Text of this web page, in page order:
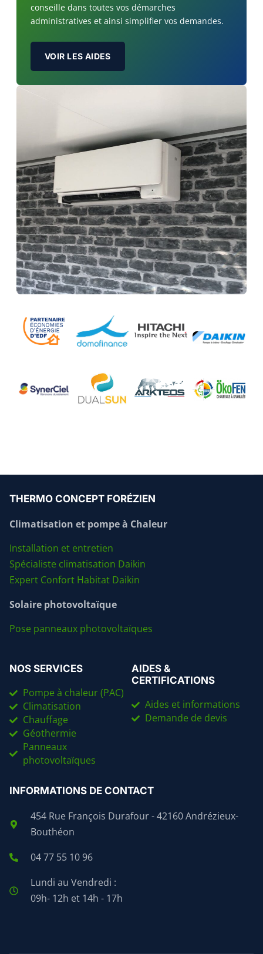
conseille dans toutes vos démarches
administratives et ainsi simplifier vos demandes.
VOIR LES AIDES
THERMO CONCEPT FORÉZIEN
Climatisation et pompe à Chaleur
Installation et entretien
Spécialiste climatisation Daikin
Expert Confort Habitat Daikin
Solaire photovoltaïque
Pose panneaux photovoltaïques
NOS SERVICES
Pompe à chaleur (PAC)
Climatisation
Chauffage
Géothermie
Panneaux
photovoltaïques
AIDES &
CERTIFICATIONS
Aides et informations
Demande de devis
INFORMATIONS DE CONTACT
454 Rue François Durafour - 42160 Andrézieux-
Bouthéon
04 77 55 10 96
Lundi au Vendredi :
09h- 12h et 14h - 17h